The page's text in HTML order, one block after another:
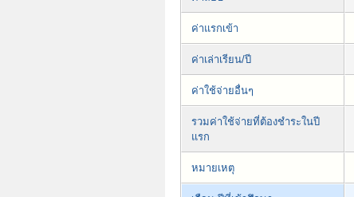
ค่าแรกเข้า
ค่าเล่าเรียน/ปี
ค่าใช้จ่ายอื่นๆ
รวมค่าใช้จ่ายที่ต้องชำระในปี
แรก
หมายเหตุ